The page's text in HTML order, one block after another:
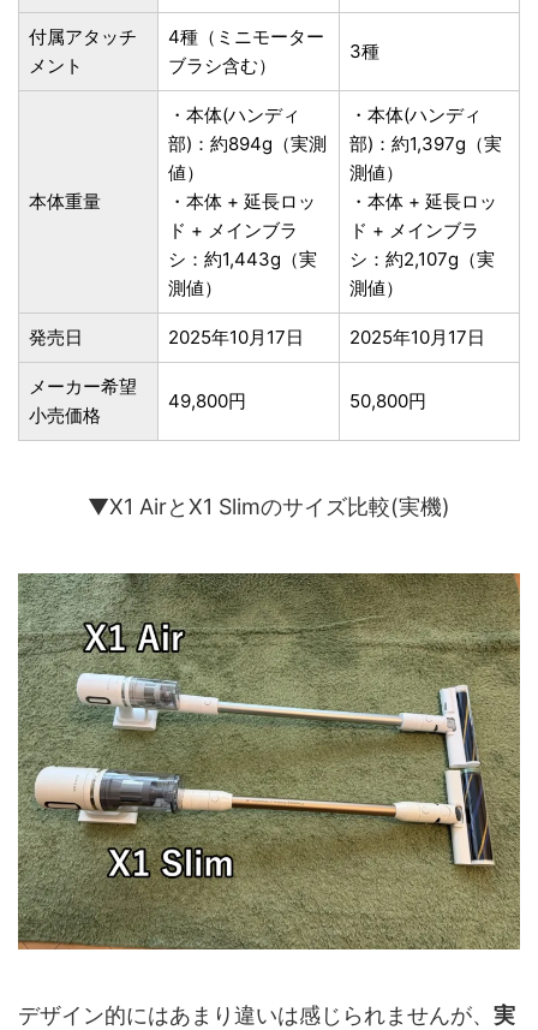
付属アタッチ
メント
4種（ミニモーター
ブラシ含む）
3種
本体重量
・本体(ハンディ
部)：約894g（実測
値）
・本体 + 延長ロッ
ド + メインブラ
シ：約1,443g（実
測値）
・本体(ハンディ
部)：約1,397g（実
測値）
・本体 + 延長ロッ
ド + メインブラ
シ：約2,107g（実
測値）
発売日 2025年10月17日 2025年10月17日
メーカー希望
小売価格
49,800円 50,800円
▼X1 AirとX1 Slimのサイズ比較(実機)
デザイン的にはあまり違いは感じられませんが、 実